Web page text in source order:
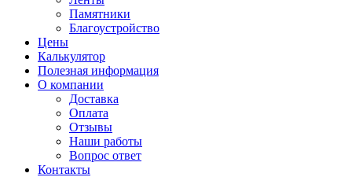
Памятники
Благоустройство
Цены
Калькулятор
Полезная информация
О компании
Доставка
Оплата
Отзывы
Наши работы
Вопрос ответ
Контакты